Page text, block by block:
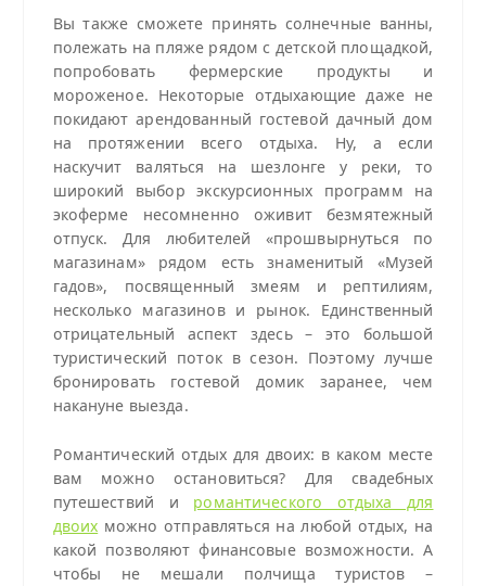
Вы также сможете принять солнечные ванны,
полежать на пляже рядом с детской площадкой,
попробовать фермерские продукты и
мороженое. Некоторые отдыхающие даже не
покидают арендованный гостевой дачный дом
на протяжении всего отдыха. Ну, а если
наскучит валяться на шезлонге у реки, то
широкий выбор экскурсионных программ на
экоферме несомненно оживит безмятежный
отпуск. Для любителей «прошвырнуться по
магазинам» рядом есть знаменитый «Музей
гадов», посвященный змеям и рептилиям,
несколько магазинов и рынок. Единственный
отрицательный аспект здесь – это большой
туристический поток в сезон. Поэтому лучше
бронировать гостевой домик заранее, чем
накануне выезда.
Романтический отдых для двоих: в каком месте
вам можно остановиться? Для свадебных
путешествий и романтического отдыха для
двоих можно отправляться на любой отдых, на
какой позволяют финансовые возможности. А
чтобы не мешали полчища туристов –